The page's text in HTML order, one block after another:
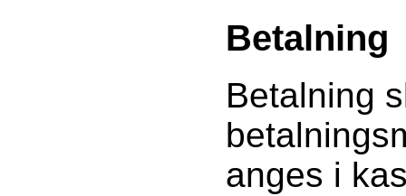
Betalning
Betalning
anges i